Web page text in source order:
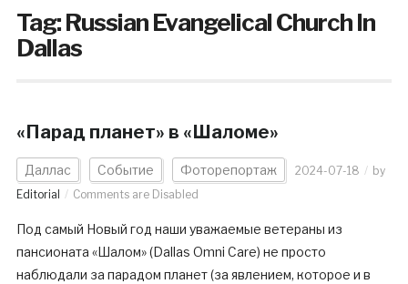
Tag:Russian Evangelical Church In
Dallas
«Парад планет» в «Шаломе»
Даллас Событие Фоторепортаж 2024-07-18
by
Editorial
Comments are Disabled
Под самый Новый год наши уважаемые ветераны из
пансионата «Шалом» (Dallas Omni Care) не просто
наблюдали за парадом планет (за явлением, которое и в